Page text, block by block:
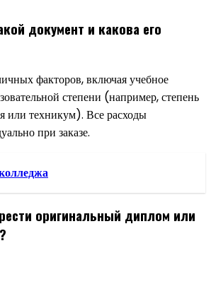
документ и какова его
факторов, включая учебное
степени (например, степень
или техникум). Все расходы
при заказе.
оригинальный диплом или